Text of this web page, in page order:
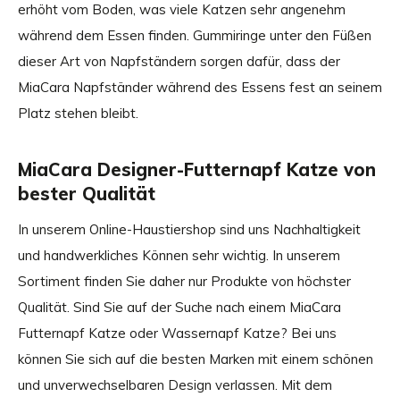
erhöht vom Boden, was viele Katzen sehr angenehm
während dem Essen finden. Gummiringe unter den Füßen
dieser Art von Napfständern sorgen dafür, dass der
MiaCara Napfständer während des Essens fest an seinem
Platz stehen bleibt.
MiaCara Designer-Futternapf Katze von
bester Qualität
In unserem Online-Haustiershop sind uns Nachhaltigkeit
und handwerkliches Können sehr wichtig. In unserem
Sortiment finden Sie daher nur Produkte von höchster
Qualität. Sind Sie auf der Suche nach einem MiaCara
Futternapf Katze oder Wassernapf Katze? Bei uns
können Sie sich auf die besten Marken mit einem schönen
und unverwechselbaren Design verlassen. Mit dem